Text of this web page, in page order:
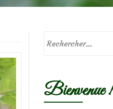
Bienvenue !